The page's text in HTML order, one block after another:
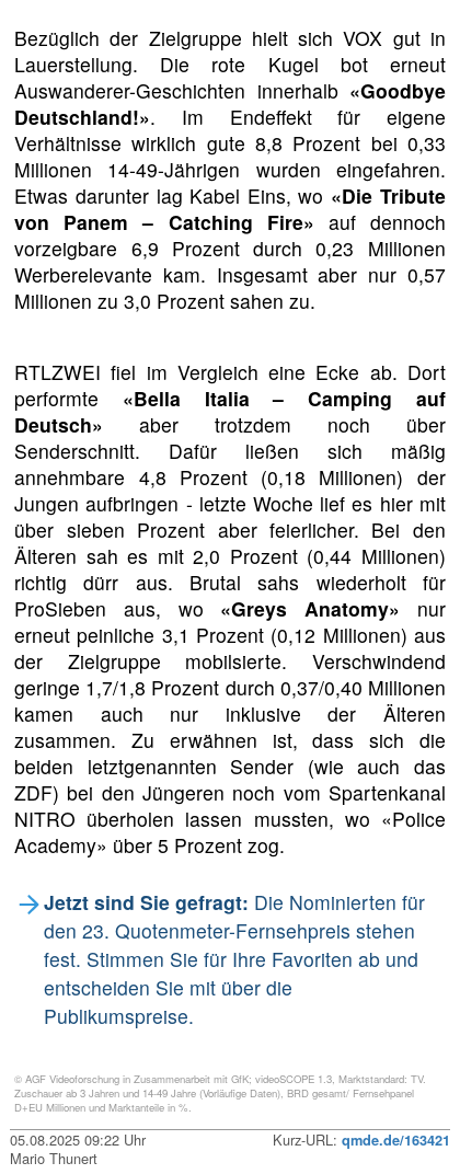
Bezüglich der Zielgruppe hielt sich VOX gut in
Lauerstellung. Die rote Kugel bot erneut
Auswanderer-Geschichten innerhalb «Goodbye
Deutschland!». Im Endeffekt für eigene
Verhältnisse wirklich gute 8,8 Prozent bei 0,33
Millionen 14-49-Jährigen wurden eingefahren.
Etwas darunter lag Kabel Eins, wo «Die Tribute
von Panem – Catching Fire» auf dennoch
vorzeigbare 6,9 Prozent durch 0,23 Millionen
Werberelevante kam. Insgesamt aber nur 0,57
Millionen zu 3,0 Prozent sahen zu.
RTLZWEI fiel im Vergleich eine Ecke ab. Dort
performte «Bella Italia – Camping auf
Deutsch» aber trotzdem noch über
Senderschnitt. Dafür ließen sich mäßig
annehmbare 4,8 Prozent (0,18 Millionen) der
Jungen aufbringen - letzte Woche lief es hier mit
über sieben Prozent aber feierlicher. Bei den
Älteren sah es mit 2,0 Prozent (0,44 Millionen)
richtig dürr aus. Brutal sahs wiederholt für
ProSieben aus, wo «Greys Anatomy» nur
erneut peinliche 3,1 Prozent (0,12 Millionen) aus
der Zielgruppe mobilsierte. Verschwindend
geringe 1,7/1,8 Prozent durch 0,37/0,40 Millionen
kamen auch nur inklusive der Älteren
zusammen. Zu erwähnen ist, dass sich die
beiden letztgenannten Sender (wie auch das
ZDF) bei den Jüngeren noch vom Spartenkanal
NITRO überholen lassen mussten, wo «Police
Academy» über 5 Prozent zog.
Jetzt sind Sie gefragt: Die Nominierten für
den 23. Quotenmeter-Fernsehpreis stehen
fest. Stimmen Sie für Ihre Favoriten ab und
entscheiden Sie mit über die
Publikumspreise.
© AGF Videoforschung in Zusammenarbeit mit GfK; videoSCOPE 1.3, Marktstandard: TV.
Zuschauer ab 3 Jahren und 14-49 Jahre (Vorläufige Daten), BRD gesamt/ Fernsehpanel
D+EU Millionen und Marktanteile in %.
05.08.2025 09:22 Uhr Kurz-URL: qmde.de/163421
Mario Thunert